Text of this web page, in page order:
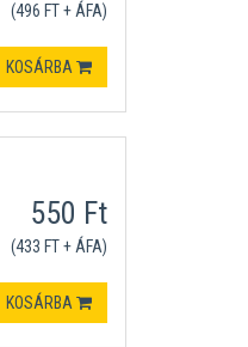
(496 FT + ÁFA)
KOSÁRBA
550 Ft
(433 FT + ÁFA)
KOSÁRBA